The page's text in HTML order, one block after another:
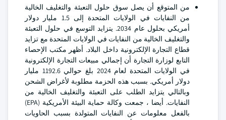
من المتوقع أن يصل سوق حلول التعبئة والتغليف الخالية
من النفايات في الولايات المتحدة إلى 1.5 مليار دولار
أمريكي بحلول عام 2034. يتزايد التوسع في حلول التعبئة
والتغليف الخالية من النفايات في الولايات المتحدة مع تزايد
قطاع التجارة الإلكترونية داخل البلاد. أظهر مكتب الإحصاء
التابع لوزارة التجارة أن إجمالي مبيعات التجارة الإلكترونية
في الولايات المتحدة لعام 2024 بلغ حوالي 1192.6 مليار
دولار أمريكي. بسبب هذه الحزمة مطلوبة لأغراض الشحن
وبالتالي يتزايد الطلب على التعبئة والتغليف الخالية من
النفايات. أيضا ، جمعت وكالة حماية البيئة الأمريكية (EPA)
بالفعل معلومات عن النفايات المتولدة بسبب الحاويات